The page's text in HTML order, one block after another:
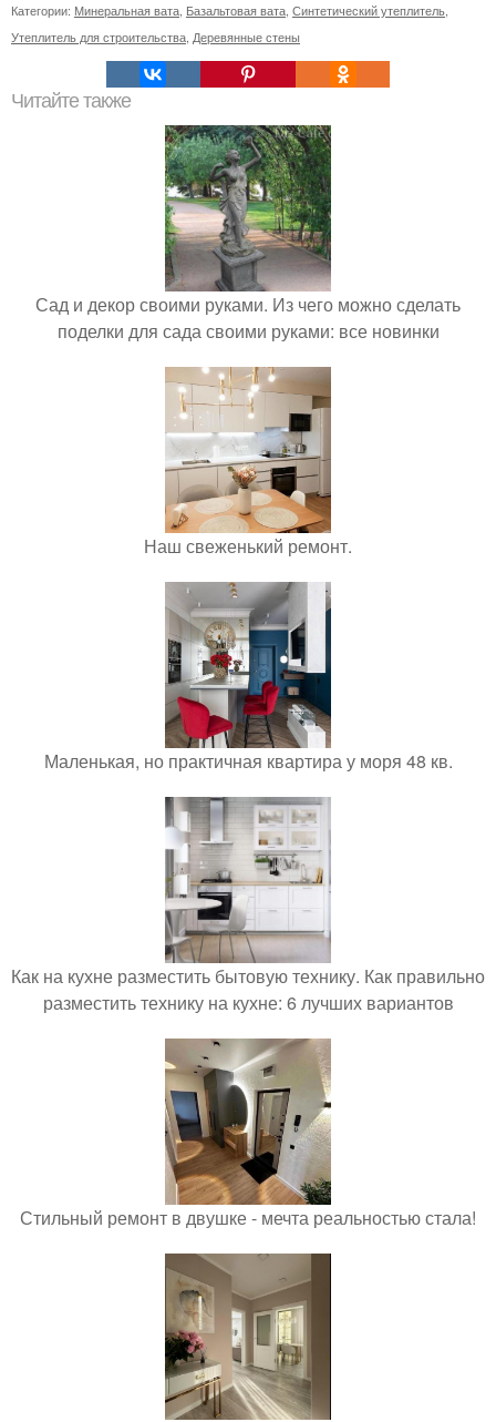
Категории: Минеральная вата, Базальтовая вата, Синтетический утеплитель,
Утеплитель для строительства, Деревянные стены
Читайте также
Сад и декор своими руками. Из чего можно сделать
поделки для сада своими руками: все новинки
Наш свеженький ремонт.
Маленькая, но практичная квартира у моря 48 кв.
Как на кухне разместить бытовую технику. Как правильно
разместить технику на кухне: 6 лучших вариантов
Стильный ремонт в двушке - мечта реальностью стала!